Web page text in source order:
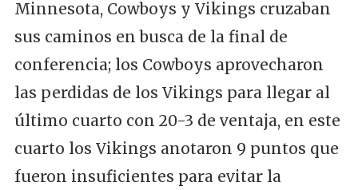
Minnesota, Cowboys y Vikings cruzaban
sus caminos en busca de la final de
conferencia; los Cowboys aprovecharon
las perdidas de los Vikings para llegar al
último cuarto con 20-3 de ventaja, en este
cuarto los Vikings anotaron 9 puntos que
fueron insuficientes para evitar la